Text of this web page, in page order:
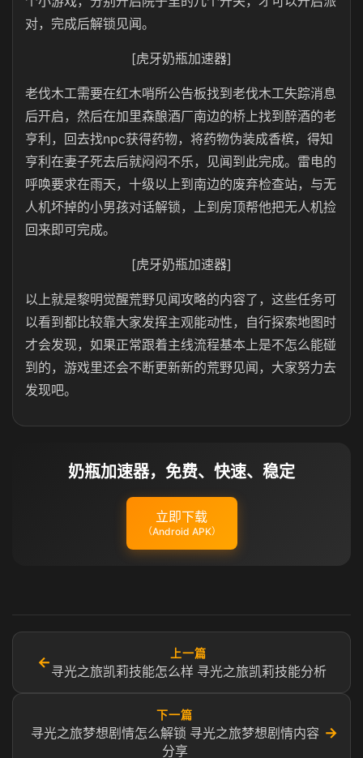
对，完成后解锁见闻。
[虎牙奶瓶加速器]
老伐木工需要在红木哨所公告板找到老伐木工失踪消息
后开启，然后在加里森酿酒厂南边的桥上找到醉酒的老
亨利，回去找npc获得药物，将药物伪装成香槟，得知
亨利在妻子死去后就闷闷不乐，见闻到此完成。雷电的
呼唤要求在雨天，十级以上到南边的废弃检查站，与无
人机坏掉的小男孩对话解锁，上到房顶帮他把无人机捡
回来即可完成。
[虎牙奶瓶加速器]
以上就是黎明觉醒荒野见闻攻略的内容了，这些任务可
以看到都比较靠大家发挥主观能动性，自行探索地图时
才会发现，如果正常跟着主线流程基本上是不怎么能碰
到的，游戏里还会不断更新新的荒野见闻，大家努力去
发现吧。
奶瓶加速器，免费、快速、稳定
立即下载
（Android APK）
←
上一篇
寻光之旅凯莉技能怎么样 ​寻光之旅凯莉技能分析
下一篇
寻光之旅梦想剧情怎么解锁 寻光之旅梦想剧情内容
分享
→